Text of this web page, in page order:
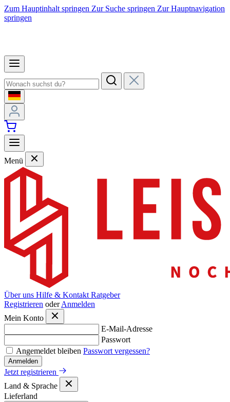
Zum Hauptinhalt springen Zur Suche springen Zur Hauptnavigation
springen
Menü
Über uns Hilfe & Kontakt Ratgeber
Registrieren oder Anmelden
Mein Konto
E-Mail-Adresse
Passwort
Angemeldet bleiben Passwort vergessen?
Anmelden
Jetzt registrieren
Land & Sprache
Lieferland